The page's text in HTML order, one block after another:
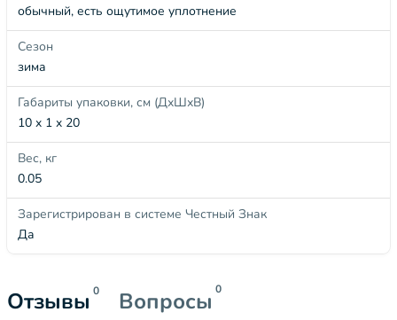
обычный, есть ощутимое уплотнение
Сезон
зима
Габариты упаковки, см (ДхШхВ)
10 x 1 x 20
Вес, кг
0.05
Зарегистрирован в системе Честный Знак
Да
Отзывы 0 Вопросы 0